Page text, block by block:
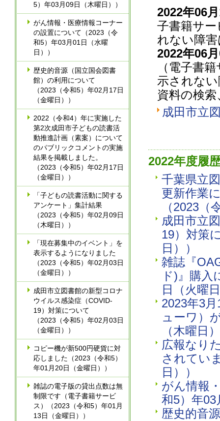
5）年03月09日（木曜日））
がん情報・医療情報コーナー
の設置について（2023（令
和5）年03月01日（水曜
日））
歴史的音源（国立国会図書
館）の利用について
（2023（令和5）年02月17日
（金曜日））
2022（令和4）年に実施した
第2次成田市子どもの読書活
動推進計画（素案）について
のパブリックコメントの実施
結果を掲載しました。
（2023（令和5）年02月17日
（金曜日））
「子どもの読書活動に関する
アンケート」集計結果
（2023（令和5）年02月09日
（木曜日））
「現在募集中のイベント」を
表示するようになりました
（2023（令和5）年02月03日
（金曜日））
成田市立図書館の新型コロナ
ウイルス感染症（COVID-
19）対策について
（2023（令和5）年02月03日
（金曜日））
コピー機が新500円硬貨に対
応しました（2023（令和5）
年01月20日（金曜日））
雑誌の電子版の貸出点数は無
制限です（電子書籍サービ
ス）（2023（令和5）年01月
13日（金曜日））
2022年06
子書籍サ
れない障
2022年06
（電子書
示されな
資料の検
成田市立
2022年度履
千葉県立
更新作業
（2023（
成田市立
19）対策
日））
雑誌『
ド)』購入
日（火曜
2023年3
ューワ）
（木曜日
広報なり
されてい
日））
がん情報
和5）年03
歴史的音